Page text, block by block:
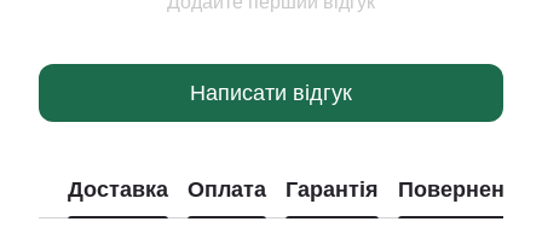
Написати відгук
Доставка Оплата Гарантія Повернення